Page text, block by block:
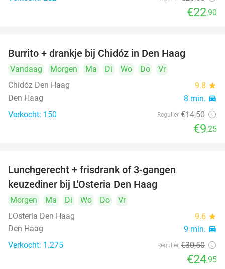
€22,90
Burrito + drankje bij Chidóz in Den Haag
Vandaag Morgen Ma Di Wo Do
Vr
Chidóz Den Haag
9.8 star
Den Haag 8 min. directions_car
Verkocht: 150 Regulier €14,50
€9,25
Lunchgerecht + frisdrank of 3-gangen
keuzediner bij L'Osteria Den Haag
Morgen Ma Di Wo Do
Vr
L'Osteria Den Haag
9.6 star
Den Haag 9 min. directions_car
Verkocht: 1.275 Regulier €30,50
€24,95